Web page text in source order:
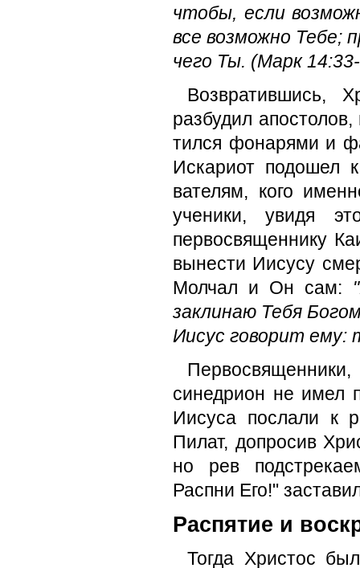
чтобы, если
все возможно Тебе;
чего Ты. (Марк
Возвратившись,
разбудил
тился фонарями и
Искариот подошел
вателям, кого
ученики, увидя
первосвященнику
вы­нести Иисусу
Молчал и Он сам:
заклинаю Тебя
Иисус говорит
синедри­он не имел
Иисуса послали к
Пилат, до­просив
но рев
Распни Его!"
Распятие и
Тогда Христос